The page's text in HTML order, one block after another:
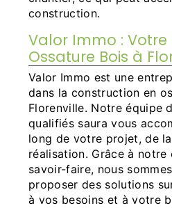
construction.
Valor Immo : Votre
Ossature Bois à
Valor Immo est une
dans la construction en
Florenville. Notre équipe
qualifiés saura vous
long de votre projet, de
réalisation. Grâce à
savoir-faire, nous
proposer des solutions
à vos besoins et à votre